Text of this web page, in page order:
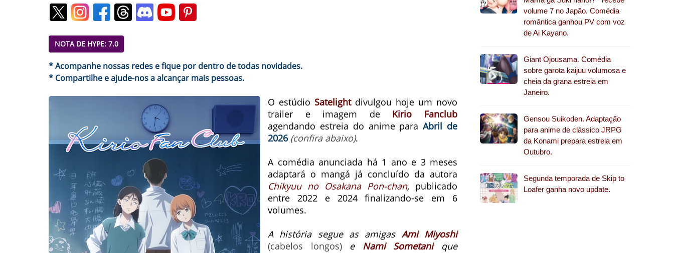
NOTA DE HYPE: 7.0
* Acompanhe nossas redes e fique por dentro de todas novidades.
* Compartilhe e ajude-nos a alcançar mais pessoas.
O estúdio Satelightdivulgou hoje um novo
trailer e imagem de Kirio Fanclub
agendando estreia do anime paraAbril de
2026 (confira abaixo).
A comédia anunciada há 1 ano e 3 meses
adaptará o mangá já concluído da autora
Chikyuu no Osakana Pon-chan, publicado
entre 2022 e 2024 finalizando-se em 6
volumes.
A história segue as amigas Ami Miyoshi
(cabelos longos)e Nami Sometanique
volume 7 no Japão. Comédia
romântica ganhou PV com voz
de Ai Kayano.
Giant Ojousama. Comédia
sobre garota kaijuu volumosa e
cheia da grana estreia em
Janeiro.
Gensou Suikoden. Adaptação
para anime de clássico JRPG
da Konami prepara estreia em
Outubro.
Segunda temporada de Skip to
Loafer ganha novo update.